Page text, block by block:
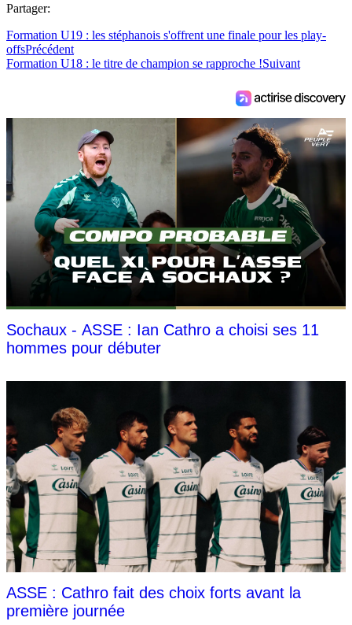
Partager:
Formation U19 : les stéphanois s'offrent une finale pour les play-
offsPrécédent
Formation U18 : le titre de champion se rapproche !Suivant
Sochaux - ASSE : Ian Cathro a choisi ses 11
hommes pour débuter
ASSE : Cathro fait des choix forts avant la
première journée